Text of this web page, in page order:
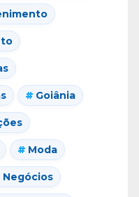
Goiânia
Moda
Negócios